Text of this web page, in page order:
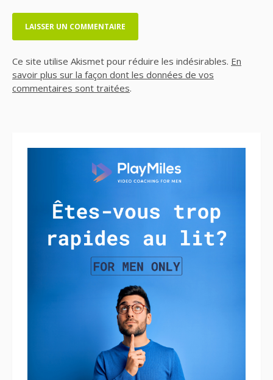
Ce site utilise Akismet pour réduire les indésirables. En
savoir plus sur la façon dont les données de vos
commentaires sont traitées.